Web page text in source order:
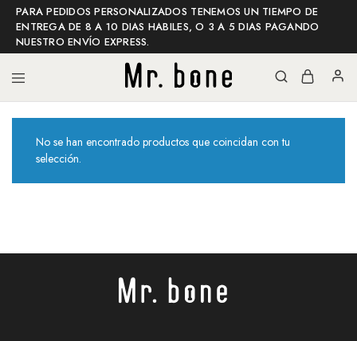
PARA PEDIDOS PERSONALIZADOS TENEMOS UN TIEMPO DE
ENTREGA DE 8 A 10 DIAS HABILES, O 3 A 5 DIAS PAGANDO
NUESTRO ENVÍO EXPRESS.
bone
bone
No se han encontrado productos que coincidan con tu
selección.